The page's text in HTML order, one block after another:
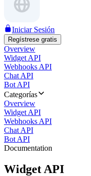
Iniciar Sesión
Regístrese gratis
Overview
Widget API
Webhooks API
Chat API
Bot API
Categorías
Overview
Widget API
Webhooks API
Chat API
Bot API
Documentation
Widget API